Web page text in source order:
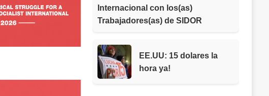
Internacional con los(as)
Trabajadores(as) de SIDOR
EE.UU: 15 dolares la
hora ya!